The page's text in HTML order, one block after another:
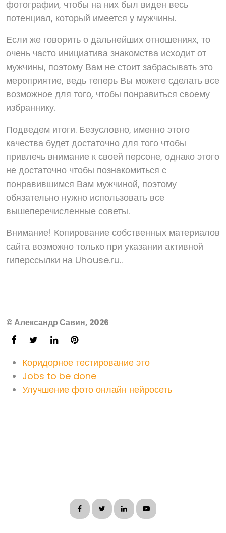
фотографии, чтобы на них был виден весь
потенциал, который имеется у мужчины.
Если же говорить о дальнейших отношениях, то
очень часто инициатива знакомства исходит от
мужчины, поэтому Вам не стоит забрасывать это
мероприятие, ведь теперь Вы можете сделать все
возможное для того, чтобы понравиться своему
избраннику.
Подведем итоги. Безусловно, именно этого
качества будет достаточно для того чтобы
привлечь внимание к своей персоне, однако этого
не достаточно чтобы познакомиться с
понравившимся Вам мужчиной, поэтому
обязательно нужно использовать все
вышеперечисленные советы.
Внимание! Копирование собственных материалов
сайта возможно только при указании активной
гиперссылки на Uhouse.ru..
© Александр Савин, 2026
Коридорное тестирование это
Jobs to be done
Улучшение фото онлайн нейросеть